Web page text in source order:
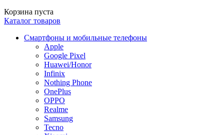
Корзина пуста
Каталог товаров
Смартфоны и мобильные телефоны
Apple
Google Pixel
Huawei/Honor
Infinix
Nothing Phone
OnePlus
OPPO
Realme
Samsung
Tecno